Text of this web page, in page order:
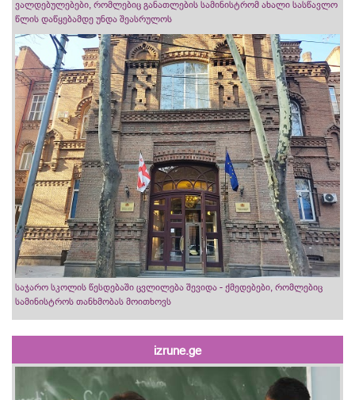
ვალდებულებები, რომლებიც განათლების სამინისტრომ ახალი სასწავლო
წლის დაწყებამდე უნდა შეასრულოს
საჯარო სკოლის წესდებაში ცვლილება შევიდა - ქმედებები, რომლებიც
სამინისტროს თანხმობას მოითხოვს
izrune.ge